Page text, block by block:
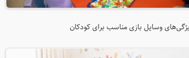
وسایل بازی مناسب برای کودکان